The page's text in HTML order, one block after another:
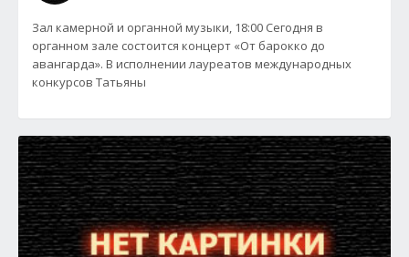
Зал камерной и органной музыки, 18:00 Сегодня в
органном зале состоится концерт «От барокко до
авангарда». В исполнении лауреатов международных
конкурсов Татьяны